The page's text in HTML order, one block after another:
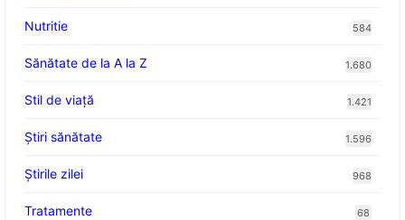
Nutritie 584
Sănătate de la A la Z 1.680
Stil de viaţă 1.421
Ştiri sănătate 1.596
Știrile zilei 968
Tratamente 68